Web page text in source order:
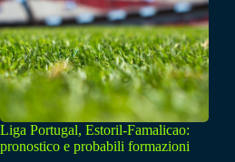
Liga Portugal, Estoril-Famalicao:
pronostico e probabili formazioni